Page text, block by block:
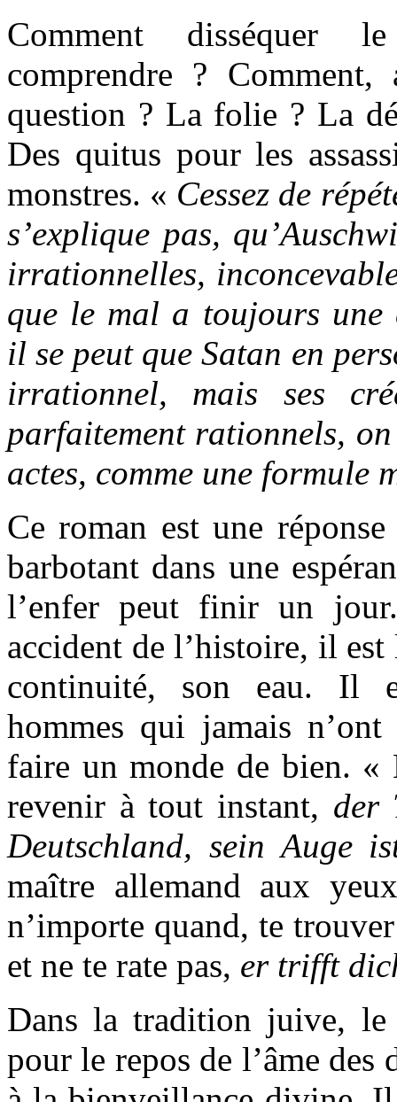
Comment disséquer
comprendre ?
question ? La folie ? La
Des quitus pour les
monstres. « Cessez de
s’explique pas,
irrationnelles,
que le mal a toujours
il se peut que Satan en
irrationnel, mais ses
parfaitement rationnels,
actes, comme une formule
Ce roman est une
barbotant dans une
l’enfer peut finir un
accident de l’histoire, il est
continuité, son eau. Il
hommes qui jamais
faire un monde de bien. «
revenir à tout instant, der
Deutschland, sein Auge
maître allemand aux
n’importe quand, te
et ne te rate pas, er trifft
Dans la tradition juive, le
pour le repos de l’âme